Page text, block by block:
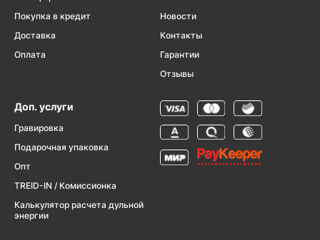
Покупка в кредит
Доставка
Оплата
Новости
Контакты
Гарантии
Отзывы
Доп. услуги
Гравировка
Подарочная упаковка
Опт
TREID-IN / Комиссионка
Калькулятор расчета дульной
энергии